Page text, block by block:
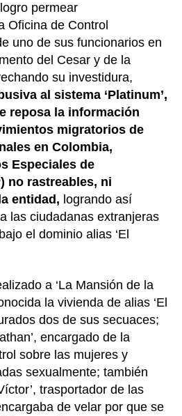
permear
Oficina de Control
uno de sus funcionarios en
del Cesar y de la
su investidura,
al sistema ‘Platinum’,
reposa la información
migratorios de
en Colombia,
Especiales de
no rastreables, ni
entidad, logrando así
las ciudadanas extranjeras
el dominio alias ‘El
a ‘La Mansión de la
la vivienda de alias ‘El
dos de sus secuaces;
encargado de la
sobre las mujeres y
sexualmente; también
trasportador de las
de velar por que se